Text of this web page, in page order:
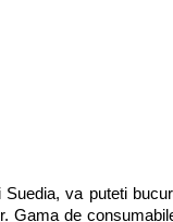
va puteti
Gama de